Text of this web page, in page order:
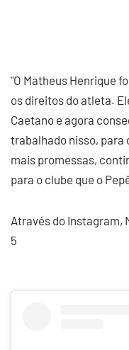
"O Matheus Henrique
os direitos do atleta.
Caetano e agora
trabalhado nisso, para
mais promessas,
para o clube que o
Através do Instagram,
5